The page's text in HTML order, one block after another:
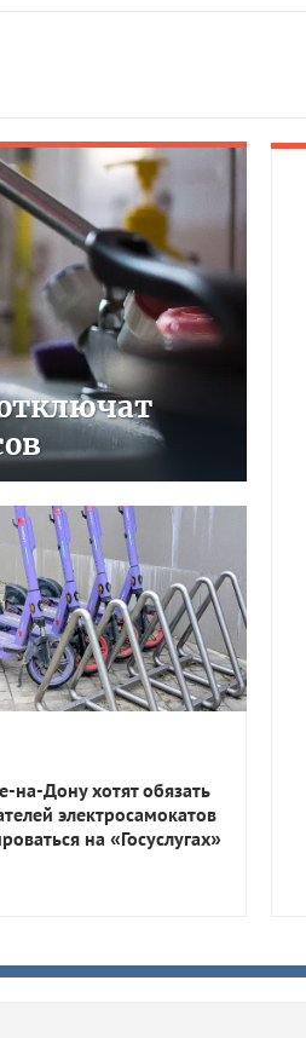
на-Дону хотят обязать
электросамокатов
на «Госуслугах»